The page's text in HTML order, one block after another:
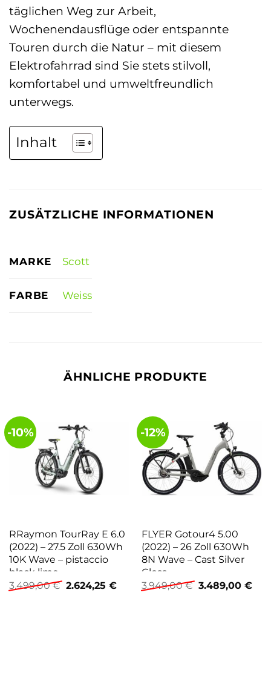
täglichen Weg zur Arbeit,
Wochenendausflüge oder entspannte
Touren durch die Natur – mit diesem
Elektrofahrrad sind Sie stets stilvoll,
komfortabel und umweltfreundlich
unterwegs.
Inhalt
ZUSÄTZLICHE INFORMATIONEN
MARKE Scott
FARBE Weiss
ÄHNLICHE PRODUKTE
-10%
RRaymon TourRay E 6.0
(2022) – 27.5 Zoll 630Wh
10K Wave – pistaccio
black lime
3.499,00€ Ursprünglicher
2.624,25 €Aktueller
-12%
FLYER Gotour4 5.00
(2022) – 26 Zoll 630Wh
8N Wave – Cast Silver
Gloss
3.949,00€ Ursprünglicher
3.489,00 €